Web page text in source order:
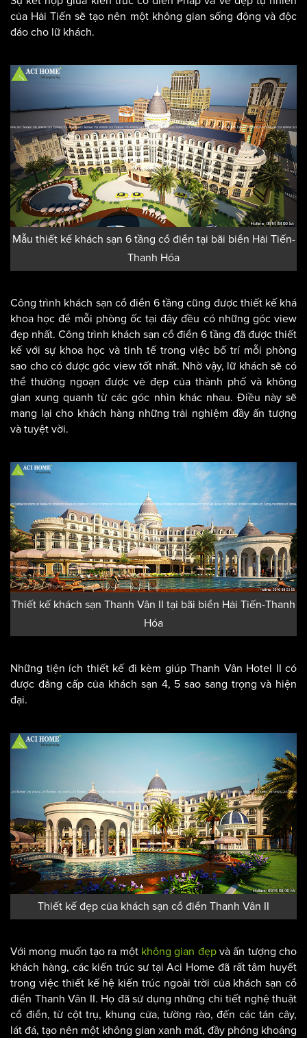
của Hải Tiến sẽ tạo nên một không gian sống động và độc
đáo cho lữ khách.
Mẫu thiết kế khách sạn 6 tầng cổ điển tại bãi biển Hải Tiến-
Thanh Hóa
Công trình khách sạn cổ điển 6 tầng cũng được thiết kế khá
khoa học để mỗi phòng ốc tại đây đều có những góc view
đẹp nhất. Công trình khách sạn cổ điển 6 tầng đã được thiết
kế với sự khoa học và tinh tế trong việc bố trí mỗi phòng
sao cho có được góc view tốt nhất. Nhờ vậy, lữ khách sẽ có
thể thưởng ngoạn được vẻ đẹp của thành phố và không
gian xung quanh từ các góc nhìn khác nhau. Điều này sẽ
mang lại cho khách hàng những trải nghiệm đầy ấn tượng
và tuyệt vời.
Thiết kế khách sạn Thanh Vân II tại bãi biển Hải Tiến-Thanh
Hóa
Những tiện ích thiết kế đi kèm giúp Thanh Vân Hotel II có
được đẳng cấp của khách sạn 4, 5 sao sang trọng và hiện
đại.
Thiết kế đẹp của khách sạn cổ điển Thanh Vân II
Với mong muốn tạo ra một không gian đẹpvà ấn tượng cho
khách hàng, các kiến trúc sư tại Aci Home đã rất tâm huyết
trong việc thiết kế hệ kiến trúc ngoài trời của khách sạn cổ
điển Thanh Vân II. Họ đã sử dụng những chi tiết nghệ thuật
cổ điển, từ cột trụ, khung cửa, tường rào, đến các tán cây,
lát đá, tạo nên một không gian xanh mát, đầy phóng khoáng